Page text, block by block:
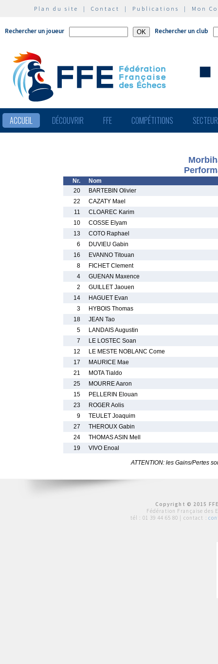
Plan du site | Contact | Publications | Mon
Rechercher un joueur Rechercher un club
ACCUEIL DÉCOUVRIR FFE COMPÉTITIONS
Nr.
Nom
20
BARTEBIN Olivier
22
CAZATY Mael
11
CLOAREC Karim
10
COSSE Elyam
13
COTO Raphael
6
DUVIEU Gabin
16
EVANNO Titouan
8
FICHET Clement
4
GUENAN Maxence
2
GUILLET Jaouen
14
HAGUET Evan
3
HYBOIS Thomas
18
JEAN Tao
5
LANDAIS Augustin
7
LE LOSTEC Soan
12
LE MESTE NOBLANC Come
17
MAURICE Mae
21
MOTA Tialdo
25
MOURRE Aaron
15
PELLERIN Elouan
23
ROGER Aolis
9
TEULET Joaquim
27
THEROUX Gabin
24
THOMAS ASIN Mell
19
VIVO Enoal
ATTENTION: les Gains/Pertes
Copyright © 2015
Fédération Française des
tél : 01 39 44 65 80 | contact :